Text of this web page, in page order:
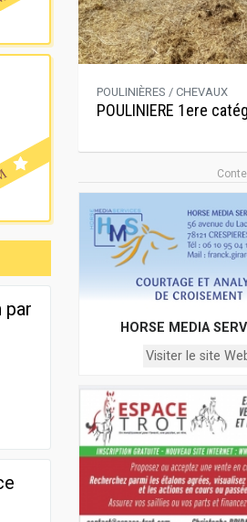
par
POULINIÈRES / CHEVAUX
POULINIERE 1ere
HORSE MEDIA
Visiter le site